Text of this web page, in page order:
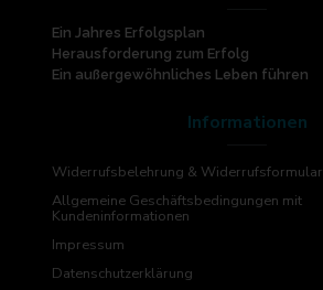
Ein Jahres Erfolgsplan
Herausforderung zum Erfolg
Ein außergewöhnliches Leben führen
Informationen
Widerrufsbelehrung & Widerrufsformular
Allgemeine Geschäftsbedingungen mit
Kundeninformationen
Impressum
Datenschutzerklärung